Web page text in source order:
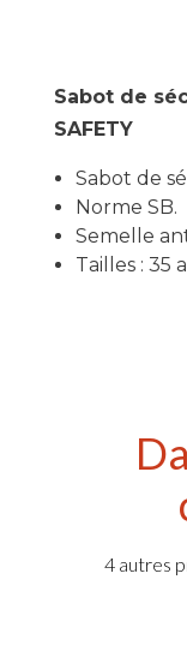
Sabot de
SAFETY
Sabot de
Norme SB.
Semelle
Tailles : 35
4 autres